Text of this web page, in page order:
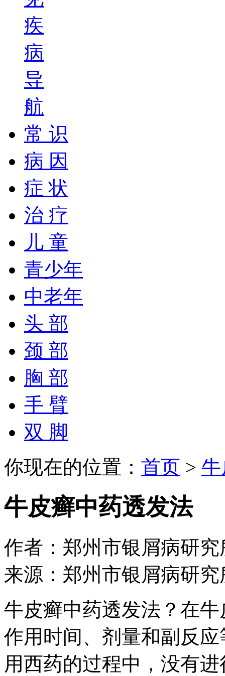
疾
病
导
航
常 识
病 因
症 状
治 疗
儿 童
青少年
中老年
头 部
颈 部
胸 部
手 臂
双 脚
你现在的位置： 首页 >
牛皮癣中药透发法
作者：郑州市银屑病研究
来源：郑州市银屑病研究
牛皮癣中药透发法？在
作用时间、剂量和副反
用西药的过程中，没有